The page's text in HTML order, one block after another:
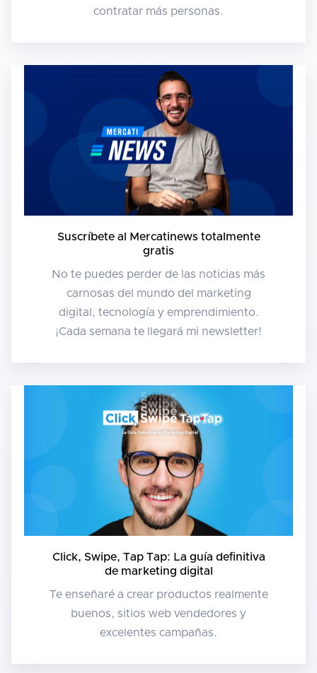
contratar más personas.
Suscríbete al Mercatinews totalmente
gratis
No te puedes perder de las noticias más
carnosas del mundo del marketing
digital, tecnología y emprendimiento.
¡Cada semana te llegará mi newsletter!
Click, Swipe, Tap Tap: La guía definitiva
de marketing digital
Te enseñaré a crear productos realmente
buenos, sitios web vendedores y
excelentes campañas.